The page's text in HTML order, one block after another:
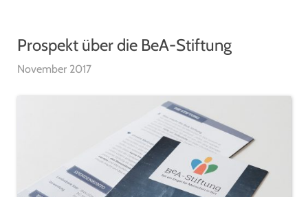
Prospekt über die BeA-Stiftung
November 2017